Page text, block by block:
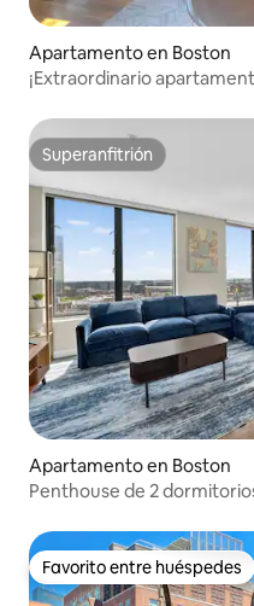
Apartamento en Boston
¡Extraordinario
Superanfitrión
Superanfitrión
Apartamento en Boston
Penthouse de 2
Favorito entre huéspedes
Favorito entre huéspedes